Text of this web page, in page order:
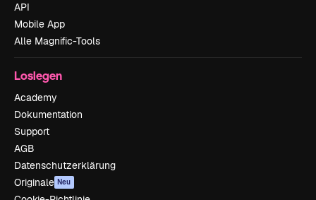
API
Mobile App
Alle Magnific-Tools
Loslegen
Academy
Dokumentation
Support
AGB
Datenschutzerklärung
Originale Neu